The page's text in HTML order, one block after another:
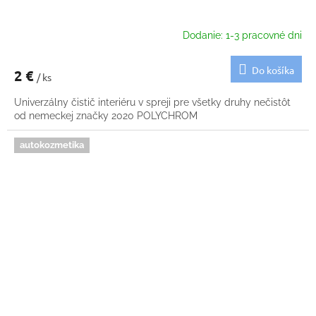
Dodanie: 1-3 pracovné dni
2 € / ks
Do košíka
Univerzálny čistič interiéru v spreji pre všetky druhy nečistôt
od nemeckej značky 2020 POLYCHROM
autokozmetika